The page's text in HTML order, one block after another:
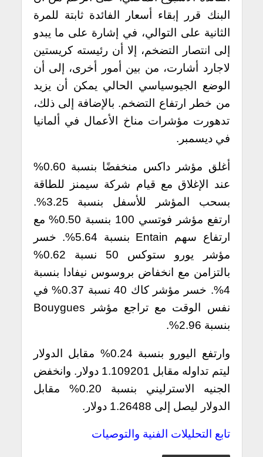
البنك قرر إبقاء أسعار الفائدة ثابتة للمرة
الثانية على التوالي، في إشارة على ما يبدو
إلى انتصار التضخم، إلا أن رئيسته كريستين
لاجارد أشارت، من بين أمور أخرى، إلى أن
الوضع الجيوسياسي الحالي يمكن أن يزيد
من خطر ارتفاع التضخم. بالإضافة إلى ذلك،
تدهورت مؤشرات مناخ الأعمال في ألمانيا
في ديسمبر.
أغلق مؤشر داكس منخفضًا بنسبة 0.60%
عند الإغلاق مع قيام شركة سيمنز للطاقة
بسحب المؤشر للأسفل بنسبة 3.25%.
ارتفع مؤشر فوتسي 100 بنسبة 0.50% مع
ارتفاع سهم Entain بنسبة 5.64%. خسر
مؤشر يورو ستوكس 50 نسبة 0.62%
بالتزامن مع انخفاض بروسوس نيفادا بنسبة
4%. خسر مؤشر كاك 40 نسبة 0.37% في
نفس الوقت مع تراجع مؤشر Bouygues
بنسبة 2.96%.
وارتفع اليورو بنسبة 0.24% مقابل الدولار
ليتم تداوله مقابل 1.109201 دولار. وانخفض
الجنيه الاسترليني بنسبة 0.20% مقابل
الدولار ليصل إلى 1.26488 دولار.
تابع التحليلات الفنية والتوصيات